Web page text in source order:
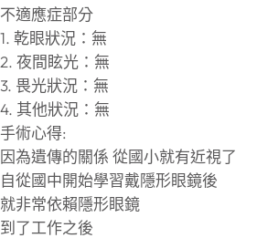
不適應症部分
1. 乾眼狀況：無
2. 夜間眩光：無
3. 畏光狀況：無
4. 其他狀況：無
手術心得:
因為遺傳的關係 從國小就有近視了
自從國中開始學習戴隱形眼鏡後
就非常依賴隱形眼鏡
到了工作之後